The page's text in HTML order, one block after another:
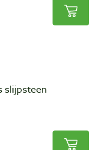
slijpsteen